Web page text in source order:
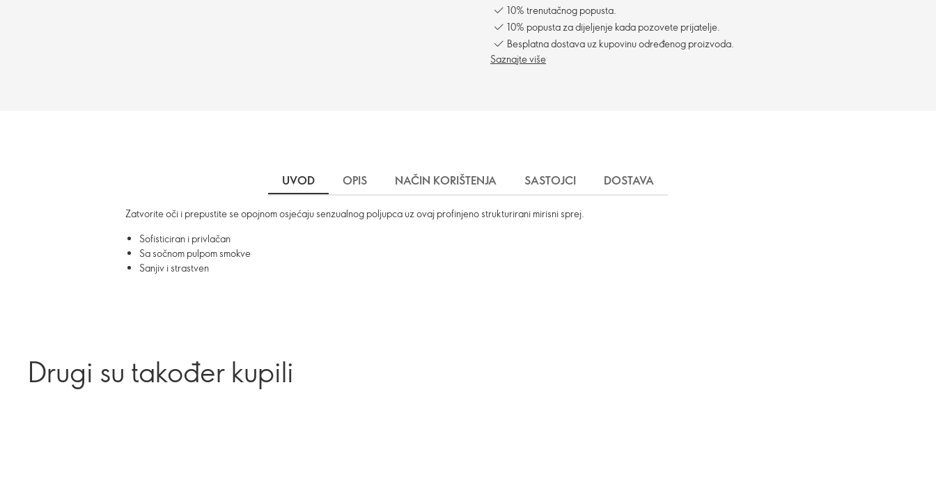
10% trenutačnog popusta.
10% popusta za dijeljenje kada pozovete prijatelje.
Besplatna dostava uz kupovinu određenog proizvoda.
Saznajte više
UVOD OPIS NAČIN KORIŠTENJA SASTOJCI DOSTAVA
Zatvorite oči i prepustite se opojnom osjećaju senzualnog poljupca uz ovaj profinjeno strukturirani mirisni sprej.
Sofisticiran i privlačan
Sa sočnom pulpom smokve
Sanjiv i strastven
Drugi su također kupili